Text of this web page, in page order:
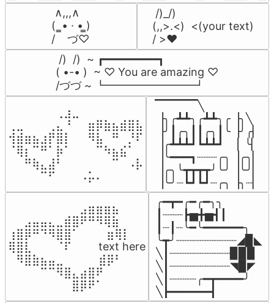
∧,,,∧
(  ̳• · • ̳)
/    づ♡
/)_/)
(,,>.<)  <(your text)
/ >❤️
/)  /)  ~ ┏━━━━━━━━┓
( •-• )  ~ ♡ You are amazing ♡
/づづ ~ ┗━━━━━━━━┛
⠀⠀⠀⠀⠀⠀⢀⣰⣀⠀⠀⠀⠀⠀⠀⠀⠀
⢀⣀⠀⠀⠀⢀⣄⠘⠀⠀⣶⡿⣷⣦⣾⣿⣧
⢺⣾⣶⣦⣰⡟⣿⡇⠀⠀⠻⣧⠀⠛⠀⡘⠏
⠈⢿⡆⠉⠛⠁⡷⠁⠀⠀⠀⠉⠳⣦⣮⠁⠀
⠀⠀⠛⢷⣄⣼⠃⠀⠀⠀⠀⠀⠀⠉⠀⠠⡧
⠀⠀⠀⠀⠉⠋⠀⠀⠀⠠⡥⠄⠀⠀⠀⠀⠀
▔▔▔▔▔╲
▕╮╭┻┻╮╭┻┻╮╭▕╮╲
▕╯┃╭╮┃┃╭╮┃╰▕╯╭▏
▕╭┻┻┻┛┗┻┻┛  ▕  ╰▏
▕╰━━━┓┈┈┈╭╮▕╭╮▏
▕╭╮╰┳┳┳┳╯╰╯▕╰╯▏
▕╰╯┈┗┛┗┛┈╭╮▕╮┈▏
⠀⠀⠀⠀⠀⠀⠀⠀⠀⣠⣶⣶⣶⣦⠀⠀
⠀⠀⣠⣤⣤⣄⣀⣾⣿⠟⠛⠻⢿⣷⠀
⢰⣿⡿⠛⠙⠻⣿⣿⠁⠀⠀ ⠀⣶⢿⡇
⢿⣿⣇⠀⠀⠀⠈⠏⠀⠀⠀ text here
⠀⠻⣿⣷⣦⣤⣀⠀⠀⠀ ⠀⣾⡿⠃⠀
⠀⠀⠀⠀⠉⠉⠻⣿⣄⣴⣿⠟⠀⠀⠀
⠀⠀⠀⠀⠀⠀⠀⠀⣿⡿⠟⠁⠀⠀⠀
╭━┳━╭━╭━╮╮
┃┈┈┈┣▅╋▅┫┃
┃┈┃┈╰━╰━━━━━━╮
╰┳╯┈┈┈┈┈┈┈┈┈◢▉◣
╲┃┈┈┈┈┈┈┈┈┈▉▉▉
╲┃┈┈┈┈┈┈┈┈┈◥▉◤
╲┃┈┈┈┈╭━┳━━━━╯
╲┣━━━━━━┫﻿